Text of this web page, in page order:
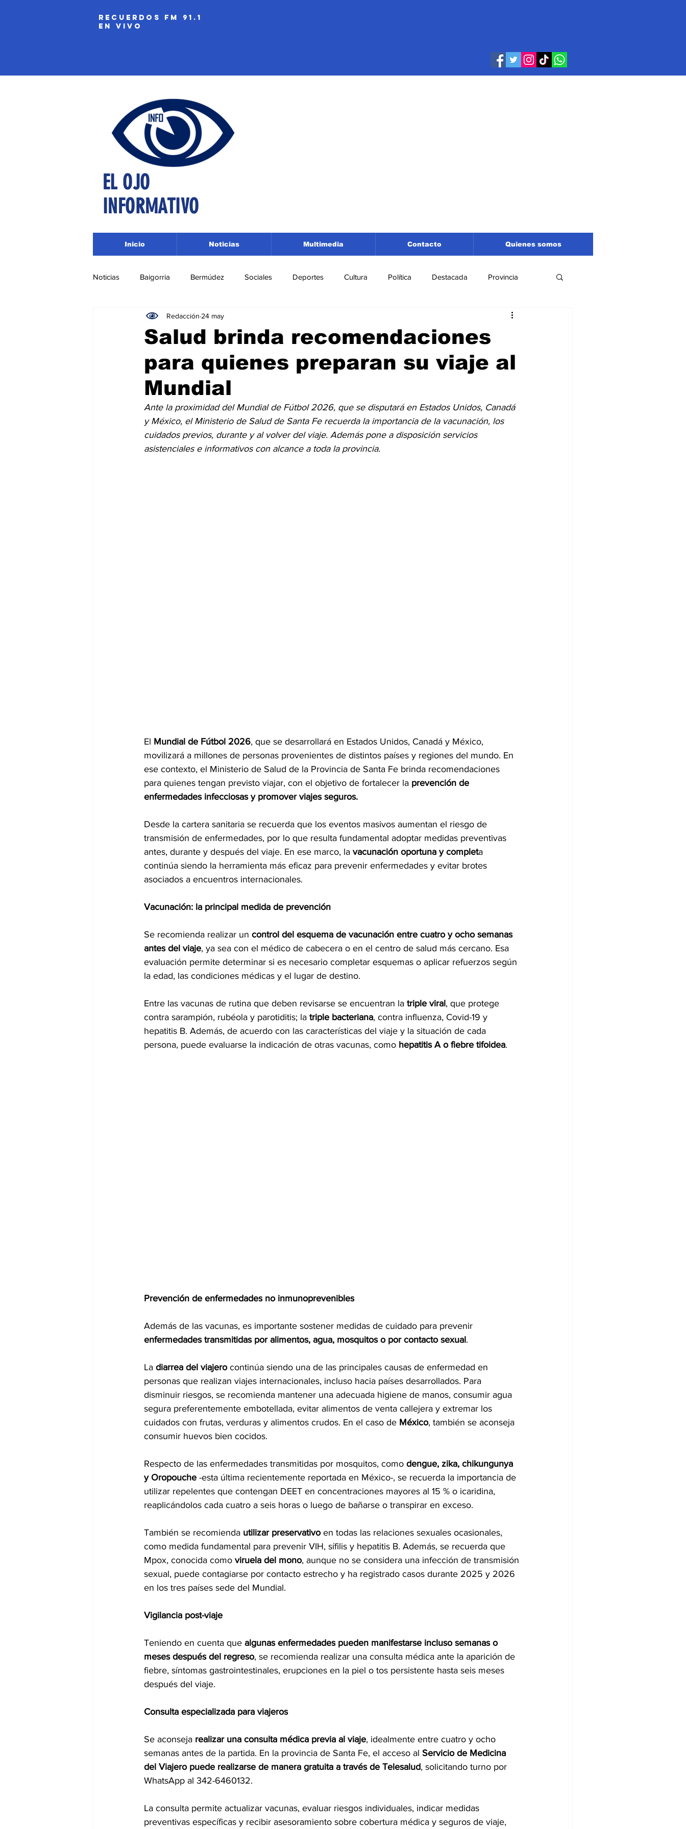
recuerdos fm 91.1
EN VIVO
EL OJO
INFORMATIVO
Inicio Noticias Multimedia Contacto Quienes somos
Noticias Baigorria Bermúdez Sociales Deportes Cultura Política Destacada Provincia
Nacionales Beltrán San Lorenzo Santa Fe
Roldán Departamento San Lorenzo Pujato Turismo Economía Liga Sanlorencina
Medioambiente
Salud brinda recomendaciones
para quienes preparan su viaje al
Mundial
Redacción 24 may
Ante la proximidad del Mundial de Fútbol 2026, que se disputará en Estados Unidos, Canadá
y México, el Ministerio de Salud de Santa Fe recuerda la importancia de la vacunación, los
cuidados previos, durante y al volver del viaje. Además pone a disposición servicios
asistenciales e informativos con alcance a toda la provincia.
El Mundial de Fútbol 2026, que se desarrollará en Estados Unidos, Canadá y México,
movilizará a millones de personas provenientes de distintos países y regiones del mundo. En
ese contexto, el Ministerio de Salud de la Provincia de Santa Fe brinda recomendaciones
para quienes tengan previsto viajar, con el objetivo de fortalecer la prevención de
enfermedades infecciosas y promover viajes seguros.
Desde la cartera sanitaria se recuerda que los eventos masivos aumentan el riesgo de
transmisión de enfermedades, por lo que resulta fundamental adoptar medidas preventivas
antes, durante y después del viaje. En ese marco, la vacunación oportuna y completa
continúa siendo la herramienta más eficaz para prevenir enfermedades y evitar brotes
asociados a encuentros internacionales.
Vacunación: la principal medida de prevención
Se recomienda realizar un control del esquema de vacunación entre cuatro y ocho semanas
antes del viaje, ya sea con el médico de cabecera o en el centro de salud más cercano. Esa
evaluación permite determinar si es necesario completar esquemas o aplicar refuerzos según
la edad, las condiciones médicas y el lugar de destino.
Entre las vacunas de rutina que deben revisarse se encuentran la triple viral, que protege
contra sarampión, rubéola y parotiditis; la triple bacteriana, contra influenza, Covid-19 y
hepatitis B. Además, de acuerdo con las características del viaje y la situación de cada
persona, puede evaluarse la indicación de otras vacunas, como hepatitis A o fiebre tifoidea.
Prevención de enfermedades no inmunoprevenibles
Además de las vacunas, es importante sostener medidas de cuidado para prevenir
enfermedades transmitidas por alimentos, agua, mosquitos o por contacto sexual.
La diarrea del viajero continúa siendo una de las principales causas de enfermedad en
personas que realizan viajes internacionales, incluso hacia países desarrollados. Para
disminuir riesgos, se recomienda mantener una adecuada higiene de manos, consumir agua
segura preferentemente embotellada, evitar alimentos de venta callejera y extremar los
cuidados con frutas, verduras y alimentos crudos. En el caso de México, también se aconseja
consumir huevos bien cocidos.
Respecto de las enfermedades transmitidas por mosquitos, como dengue, zika, chikungunya
y Oropouche -esta última recientemente reportada en México-, se recuerda la importancia de
utilizar repelentes que contengan DEET en concentraciones mayores al 15 % o icaridina,
reaplicándolos cada cuatro a seis horas o luego de bañarse o transpirar en exceso.
También se recomienda utilizar preservativo en todas las relaciones sexuales ocasionales,
como medida fundamental para prevenir VIH, sífilis y hepatitis B. Además, se recuerda que
Mpox, conocida como viruela del mono, aunque no se considera una infección de transmisión
sexual, puede contagiarse por contacto estrecho y ha registrado casos durante 2025 y 2026
en los tres países sede del Mundial.
Vigilancia post-viaje
Teniendo en cuenta que algunas enfermedades pueden manifestarse incluso semanas o
meses después del regreso, se recomienda realizar una consulta médica ante la aparición de
fiebre, síntomas gastrointestinales, erupciones en la piel o tos persistente hasta seis meses
después del viaje.
Consulta especializada para viajeros
Se aconseja realizar una consulta médica previa al viaje, idealmente entre cuatro y ocho
semanas antes de la partida. En la provincia de Santa Fe, el acceso al Servicio de Medicina
del Viajero puede realizarse de manera gratuita a través de Telesalud, solicitando turno por
WhatsApp al 342-6460132.
La consulta permite actualizar vacunas, evaluar riesgos individuales, indicar medidas
preventivas específicas y recibir asesoramiento sobre cobertura médica y seguros de viaje,